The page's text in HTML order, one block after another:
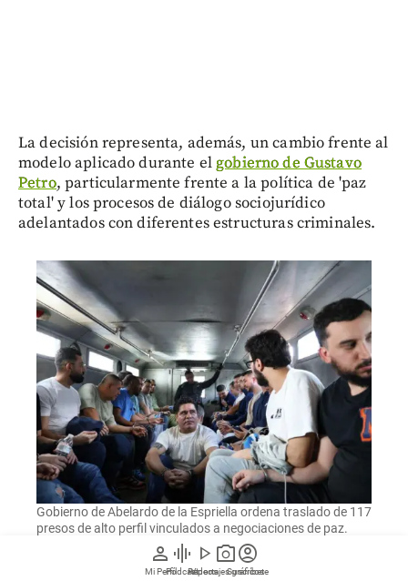
person
Mi Perfil
graphic_eq
Pódcast
play_arrow
Videos
photo_camera
Reportajes gráficos
account_circle
Suscríbete
La decisión representa, además, un cambio frente al
modelo aplicado durante el gobierno de Gustavo
Petro, particularmente frente a la política de 'paz
total' y los procesos de diálogo sociojurídico
adelantados con diferentes estructuras criminales.
Gobierno de Abelardo de la Espriella ordena traslado de 117
presos de alto perfil vinculados a negociaciones de paz.